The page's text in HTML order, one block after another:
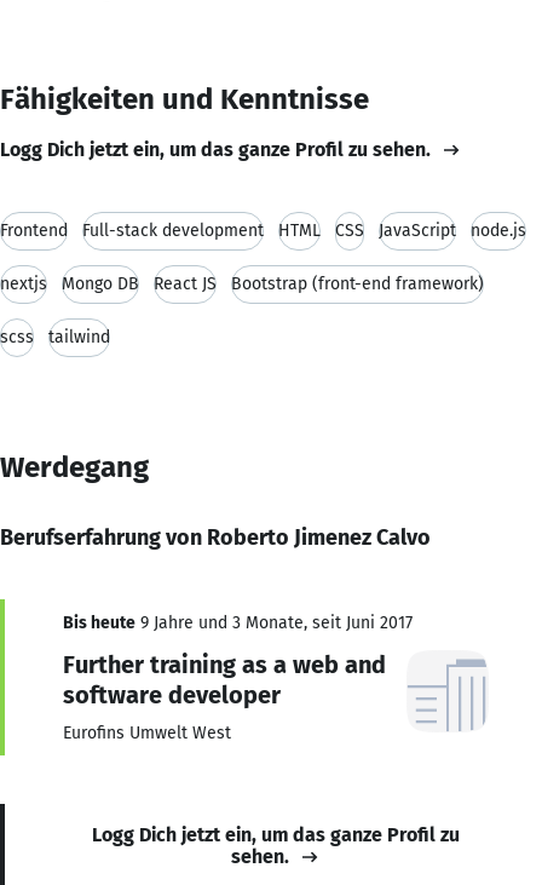
Fähigkeiten und Kenntnisse
Logg Dich jetzt ein, um das ganze Profil zu sehen.
Frontend Full-stack development HTML CSS JavaScript node.js
nextjs Mongo DB React JS Bootstrap (front-end framework)
scss tailwind
Werdegang
Berufserfahrung von Roberto Jimenez Calvo
Bis heute 9 Jahre und 3 Monate, seit Juni 2017
Further training as a web and
software developer
Eurofins Umwelt West
Logg Dich jetzt ein, um das ganze Profil zu
sehen.